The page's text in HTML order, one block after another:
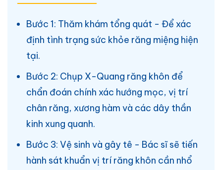
Bước 1: Thăm khám tổng quát - Để xác
định tình trạng sức khỏe răng miệng hiện
tại.
Bước 2: Chụp X-Quang răng khôn để
chẩn đoán chính xác hướng mọc, vị trí
chân răng, xương hàm và các dây thần
kinh xung quanh.
Bước 3: Vệ sinh và gây tê - Bác sĩ sẽ tiến
hành sát khuẩn vị trí răng khôn cần nhổ